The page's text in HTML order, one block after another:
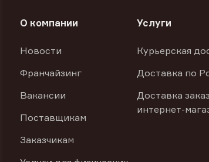
О компании
Новости
Франчайзинг
Вакансии
Поставщикам
Заказчикам
Услуги
Курьерская
Доставка по
Доставка
интернет-